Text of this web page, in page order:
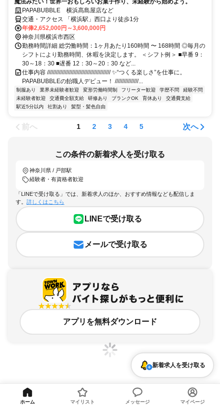
PAPABUBBLE 横浜髙島屋店など
交通・アクセス 「横浜駅」西口より徒歩1分
年俸2,652,000円～3,600,000円
神奈川県横浜市西区
勤務時間詳細 総労働時間：1ヶ月あたり160時間 〜 168時間 ◎毎月の
シフトにより勤務時間、休暇を決定します。 ＜シフト例＞ ■早番 9：
30～18：30 ■遅番 12：30～20：30 など...
仕事内容 /////////////////////////////////////////// ✨“つくる楽しさ”を仕事に。
PAPABUBBLEの飴職人デビュー！ ////////////////...
制服あり 業界未経験者歓迎 変形労働時間制 フリーター歓迎 学歴不問
経験不問
未経験者歓迎
交通費全額支給 研修あり ブランクOK 育休あり
交通費支給
駅近5分以内
社割あり 髪型・髪色自由
前へ 1 2 3 4 5 次へ
この条件の新着求人を受け取る
神奈川県 / 戸部駅
経験者・有資格者歓迎
「LINEで受け取る」では、新着求人のほか、おすすめ情報なども配信しま
す。 詳しくはこちら
LINEで受け取る
メールで受け取る
アプリを無料ダウンロード
神奈川県、戸部駅、経験者・有資格者歓迎のアルバイト・バイト求人情報
求人の詳細を表示
新着求人を受け取る
ホーム マイリスト メッセージ マイページ